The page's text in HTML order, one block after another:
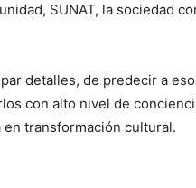
SUNAT, la sociedad
detalles, de predecir a
con alto nivel de
transformación cultural.